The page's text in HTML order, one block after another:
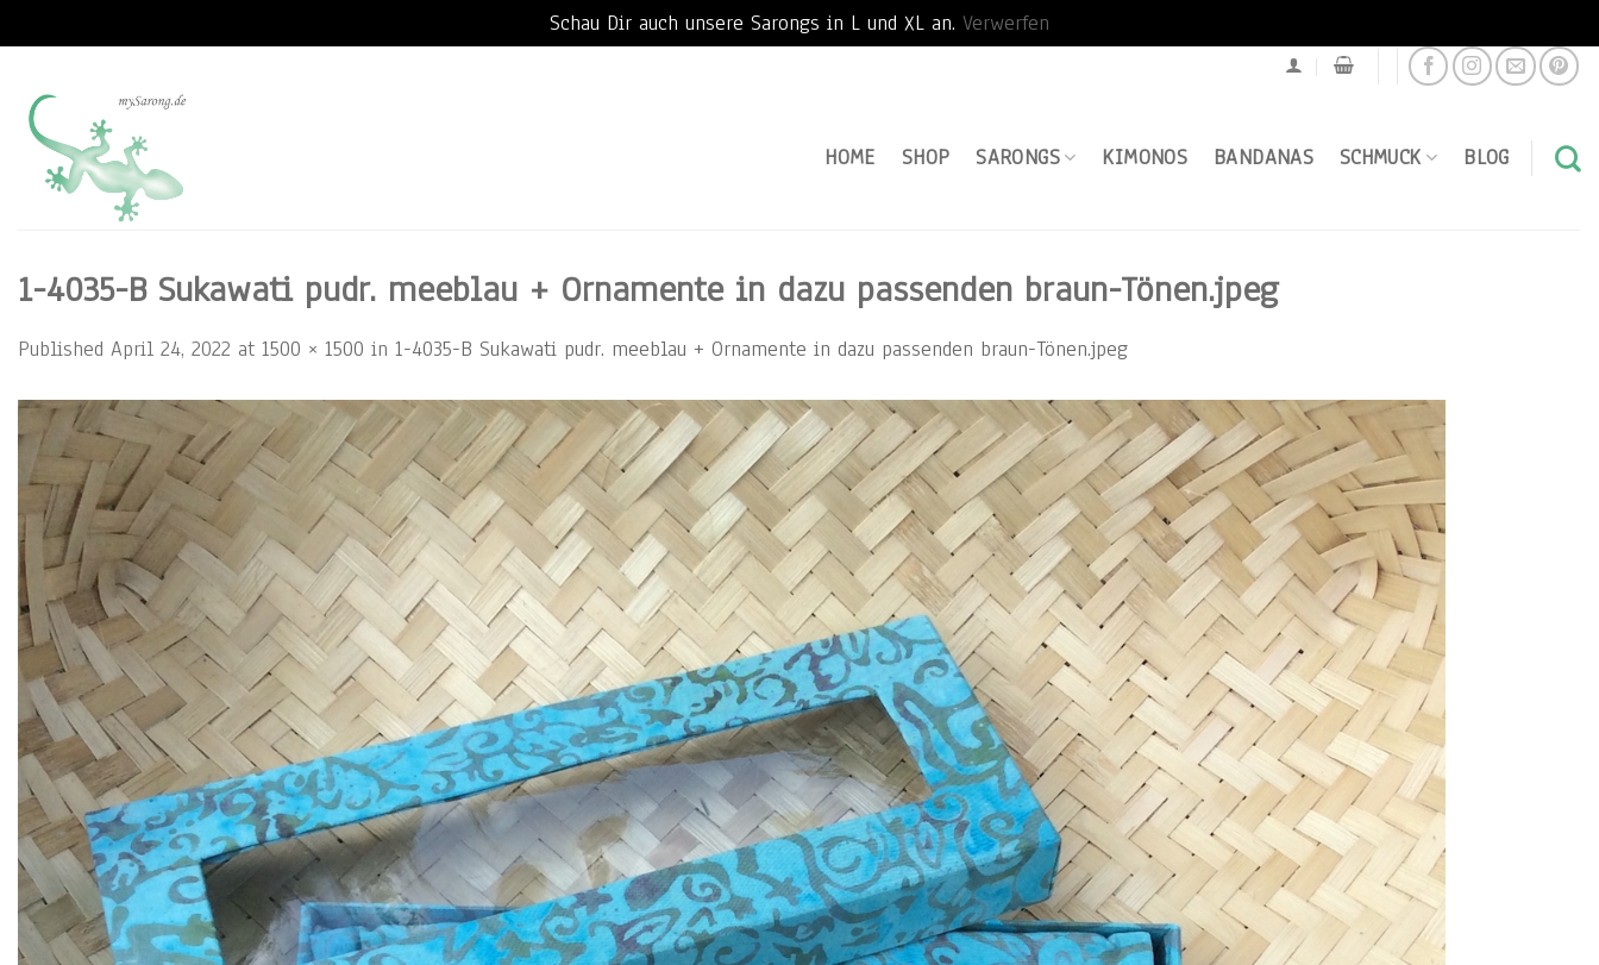
Schau Dir auch unsere Sarongs in L und XL an. Verwerfen
content
HOME
SHOP SARONGS KIMONOS BANDANAS SCHMUCK BLOG
1-4035-B Sukawati pudr. meeblau + Ornamente in dazu passenden braun-Tönen.jpeg
Published April 24, 2022 at 1500 × 1500 in 1-4035-B Sukawati pudr. meeblau + Ornamente in dazu passenden braun-Tönen.jpeg